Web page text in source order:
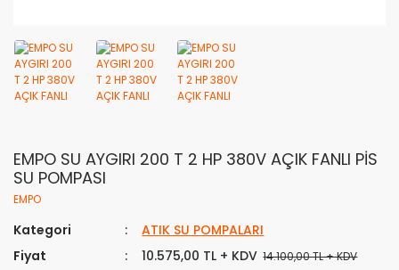
EMPO SU AYGIRI 200 T 2 HP 380V AÇIK FANLI PİS
SU POMPASI
EMPO
Kategori
ATIK SU POMPALARI
Fiyat
10.575,00 TL + KDV 14.100,00 TL + KDV